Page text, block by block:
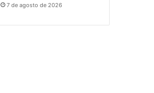
7 de agosto de 2026